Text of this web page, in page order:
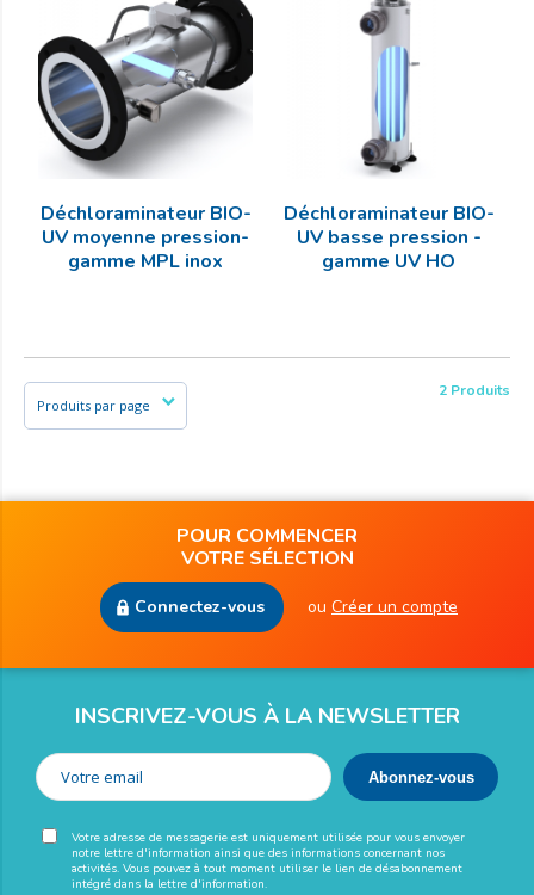
Déchloraminateur BIO-
UV moyenne pression-
gamme MPL inox
Déchloraminateur BIO-
UV basse pression -
gamme UV HO
2 Produits
POUR COMMENCER
VOTRE SÉLECTION
Connectez-vous ou Créer un compte
INSCRIVEZ-VOUS À LA NEWSLETTER
Votre adresse de messagerie est uniquement utilisée pour vous envoyer
notre lettre d'information ainsi que des informations concernant nos
activités. Vous pouvez à tout moment utiliser le lien de désabonnement
intégré dans la lettre d'information.